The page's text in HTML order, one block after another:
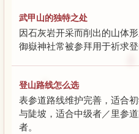
武甲山的独特之处
因石灰岩开采而削出的山体
御嶽神社常被参拜用于祈求登
登山路线怎么选
表参道路线维护完善，适合
与陡坡，适合中级者／里参
者。